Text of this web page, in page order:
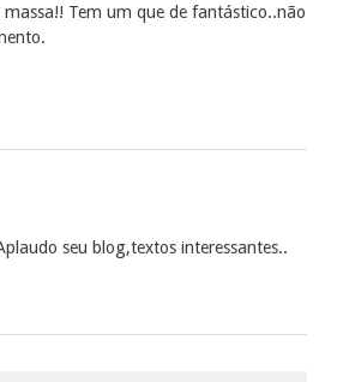
Tem um que de fantástico..não
seu blog,textos interessantes..